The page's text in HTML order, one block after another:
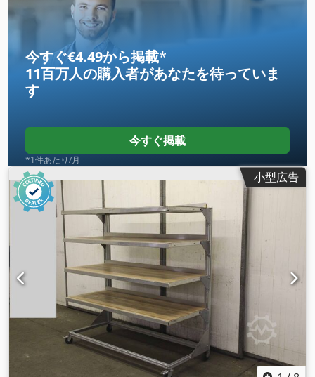
今すぐ€4.49から掲載*
11百万人の購入者があなたを待っていま
す
今すぐ掲載
*1件あたり/月
小型広告